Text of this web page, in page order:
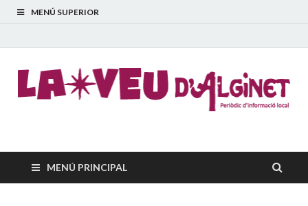
MENÚ SUPERIOR
La Veu d'Alginet
MENÚ PRINCIPAL